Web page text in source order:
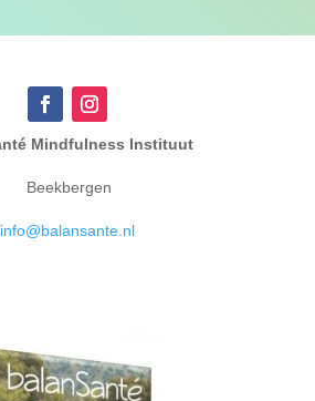
Mindfulness Instituut
Beekbergen
info@balansante.nl